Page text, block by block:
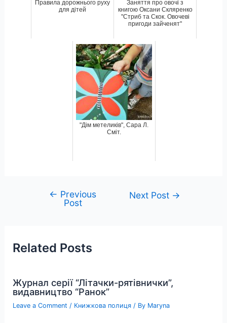
Правила дорожнього руху
для дітей
Заняття про овочі з
книгою Оксани Скляренко
"Стриб та Скок. Овочеві
пригоди зайченят"
"Дім метеликів", Сара Л.
Сміт.
navigation
← Previous
Post
Next Post →
Related Posts
Журнал серії “Літачки-рятівнички”,
видавництво “Ранок”
Leave a Comment / Книжкова полиця / By Maryna